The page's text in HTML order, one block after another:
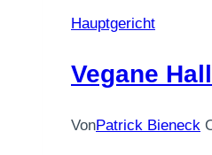
Hauptgericht
Vegane
VonPatrick Bieneck